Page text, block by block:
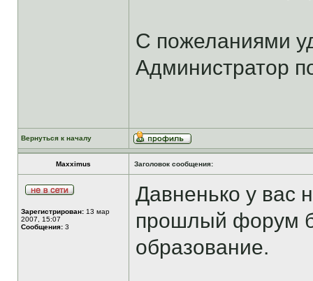
С пожеланиями
Администратор
Вернуться к началу
Maxximus Заголовок сообщения:
Зарегистрирован: 13 мар
2007, 15:07
Сообщения: 3
Давненько у вас
прошлый форум
образование.